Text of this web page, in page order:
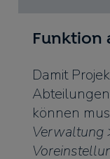
Funktion
Damit
können
Verwaltung